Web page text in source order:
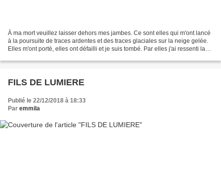
À ma mort veuillez laisser dehors mes jambes. Ce sont elles qui m'ont lancé
à la poursuite de traces ardentes et des traces glaciales sur la neige gelée.
Elles m'ont porté, elles ont défailli et je suis tombé. Par elles j'ai ressenti la
FILS DE LUMIERE
Publié le 22/12/2018 à 18:33
Par emmila